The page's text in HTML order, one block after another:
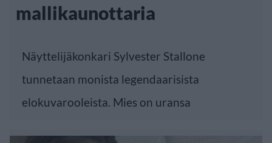
mallikaunottaria
Näyttelijäkonkari Sylvester Stallone
tunnetaan monista legendaarisista
elokuvarooleista. Mies on uransa